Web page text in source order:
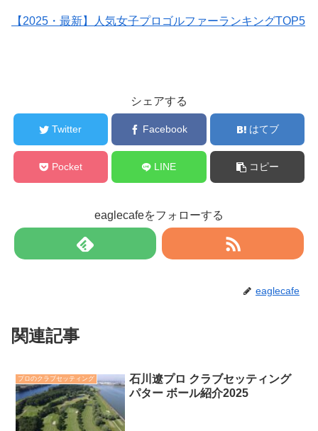
【2025・最新】人気女子プロゴルファーランキングTOP5
シェアする
Twitter Facebook はてブ
Pocket LINE コピー
eaglecafeをフォローする
eaglecafe
関連記事
プロのクラブセッティング
石川遼プロ クラブセッティング
パター ボール紹介2025